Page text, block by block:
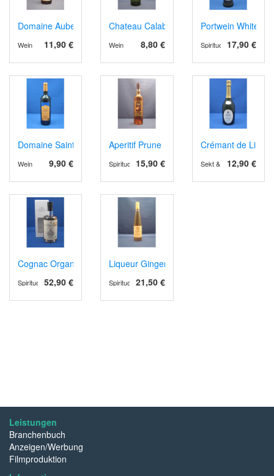
Domaine Aubert, AOP Vouvray blanc sec. 2024
11,90 €
Wein
Chateau Calabre AOP Montravel 2024
8,80 €
Wein
Portwein White
17,90 €
Spirituosen
Domaine Sainte Juste AOP Corbières 2021 rot
9,90 €
Wein
Aperitif Prune
15,90 €
Spirituosen
Crémant de
12,90 €
Sekt & Schaumwein
Cognac Organic 10
52,90 €
Spirituosen
Liqueur Gingembre (Ingwer)
21,50 €
Spirituosen
Leistungen
Branchenbuch
Anzeigen/Werbung
Filmproduktion